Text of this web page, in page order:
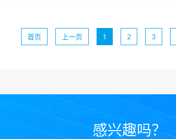
首页 上一页 1 2 3
感兴趣吗？